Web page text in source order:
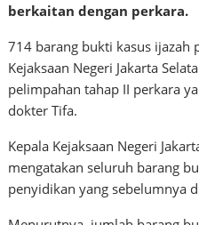
berkaitan dengan perkara.
714 barang bukti kasus ijazah
Kejaksaan Negeri Jakarta
pelimpahan tahap II perkara
dokter Tifa.
Kepala Kejaksaan Negeri
mengatakan seluruh barang
penyidikan yang sebelumnya